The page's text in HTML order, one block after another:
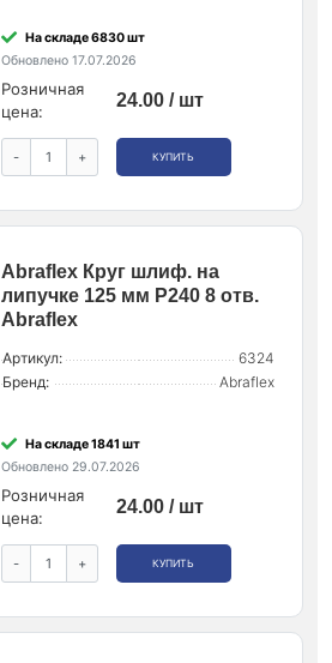
На складе 6830 шт
Обновлено 17.07.2026
Розничная
цена:
24.00 / шт
- + КУПИТЬ
Abraflex Круг шлиф. на
липучке 125 мм P240 8 отв.
Abraflex
Артикул:
6324
Бренд:
Abraflex
На складе 1841 шт
Обновлено 29.07.2026
Розничная
цена:
24.00 / шт
- + КУПИТЬ